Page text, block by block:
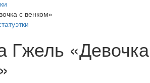
с венком»
Гжель «Девочка